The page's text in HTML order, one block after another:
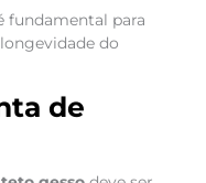
fundamental para
do
de